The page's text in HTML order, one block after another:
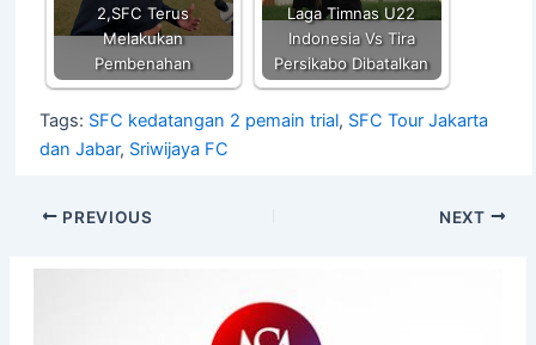
2,SFC Terus
Melakukan
Pembenahan
Laga Timnas U22
Indonesia Vs Tira
Persikabo Dibatalkan
Tags: SFC kedatangan 2 pemain trial, SFC Tour Jakarta
dan Jabar, Sriwijaya FC
PREVIOUS NEXT